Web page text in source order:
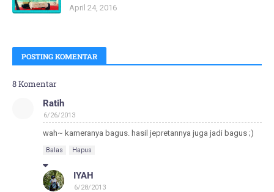
April 24, 2016
POSTING KOMENTAR
8 Komentar
Ratih
6/26/2013
wah~ kameranya bagus. hasil jepretannya juga jadi bagus ;)
Balas Hapus
IYAH
6/28/2013